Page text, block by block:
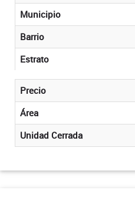
Municipio
Barrio
Estrato
Precio
Área
Unidad Cerrada